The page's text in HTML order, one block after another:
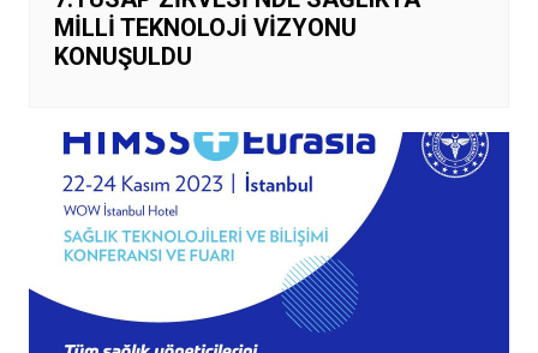
MİLLİ TEKNOLOJİ VİZYONU
KONUŞULDU